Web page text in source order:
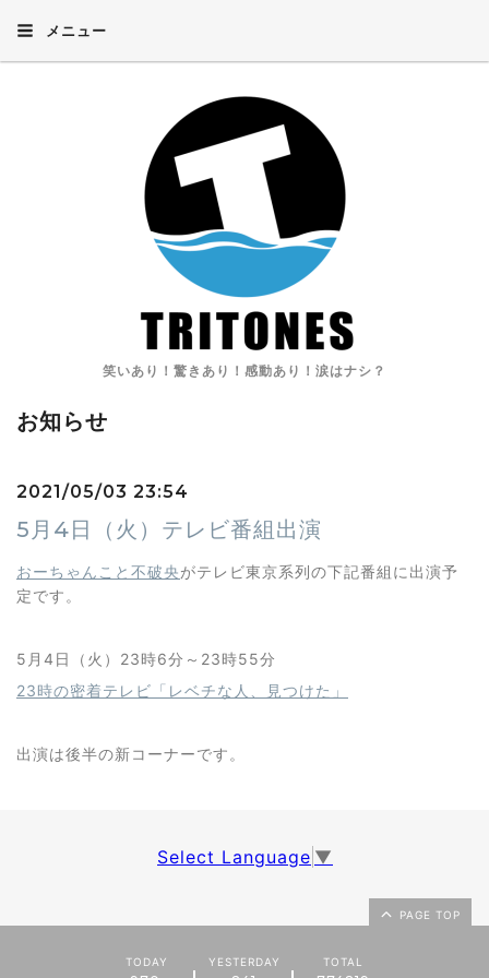
メニュー
笑いあり！驚きあり！感動あり！涙はナシ？
お知らせ
2021/05/03 23:54
5月4日（火）テレビ番組出演
おーちゃんこと不破央がテレビ東京系列の下記番組に出演予
定です。
5月4日（火）23時6分～23時55分
23時の密着テレビ「レベチな人、見つけた」
出演は後半の新コーナーです。
Select Language ▼
PAGE TOP
TODAY YESTERDAY TOTAL